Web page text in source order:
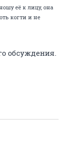
её к лицу, она
когти и не
обсуждения.